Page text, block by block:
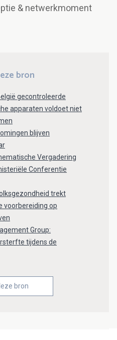
& netwerkmoment
bron
gecontroleerde
apparaten voldoet niet
blijven
Vergadering
Conferentie
trekt
voorbereiding op
Group:
tijdens de
bron